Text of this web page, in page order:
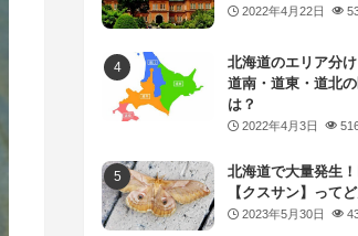
2022年4月22日
北海道のエリア分け
道南・道東・道北
は？
2022年4月3日
北海道で大量発生
【クスサン】って
2023年5月30日